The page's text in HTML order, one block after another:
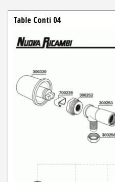
Table Conti 04